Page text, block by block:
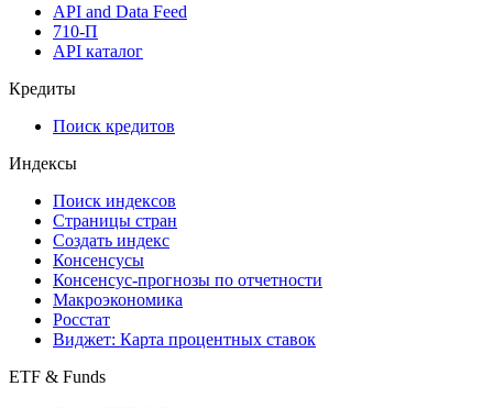
API and Data Feed
710-П
API каталог
Кредиты
Поиск кредитов
Индексы
Поиск индексов
Страницы стран
Создать индекс
Консенсусы
Консенсус-прогнозы по отчетности
Макроэкономика
Росстат
Виджет: Карта процентных ставок
ETF & Funds